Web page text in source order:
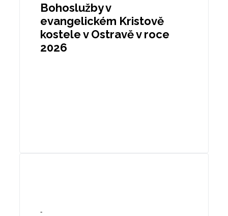
Bohoslužby v
evangelickém Kristově
kostele v Ostravě v roce
2026
-